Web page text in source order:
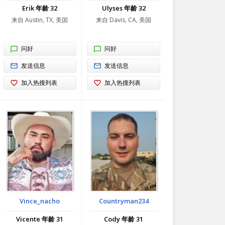
Erik 年龄 32
来自 Austin, TX, 美国
问好
发送信息
加入热搜列表
Ulyses 年龄 32
来自 Davis, CA, 美国
问好
发送信息
加入热搜列表
Vince_nacho
Vicente 年龄 31
Countryman234
Cody 年龄 31